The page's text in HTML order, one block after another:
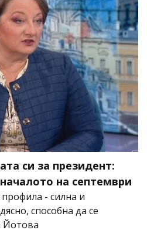
си за президент:
на септември
- силна и
способна да се
Йотова